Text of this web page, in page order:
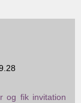
og fik invitation